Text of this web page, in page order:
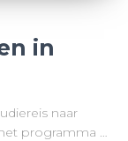
in
naar
programma …